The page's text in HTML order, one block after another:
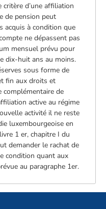
d’une affiliation
de pension peut
acquis à condition que
ne dépassent pas
mensuel prévu pour
dix-huit ans au moins.
sous forme de
fin aux droits et
de
active au régime
activité il ne reste
luxembourgeoise en
1 er, chapitre I du
demander le rachat de
condition quant aux
au paragraphe 1er.